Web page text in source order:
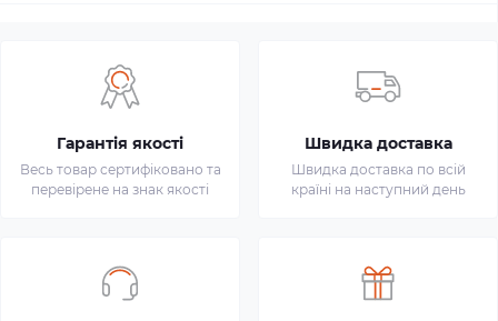
Гарантія якості
Весь товар сертифіковано та
перевірене на знак якості
Швидка доставка
Швидка доставка по всій
країні на наступний день